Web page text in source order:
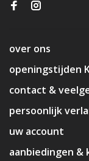
over ons
openingstijden
contact &
persoonlijk
uw account
aanbiedingen &